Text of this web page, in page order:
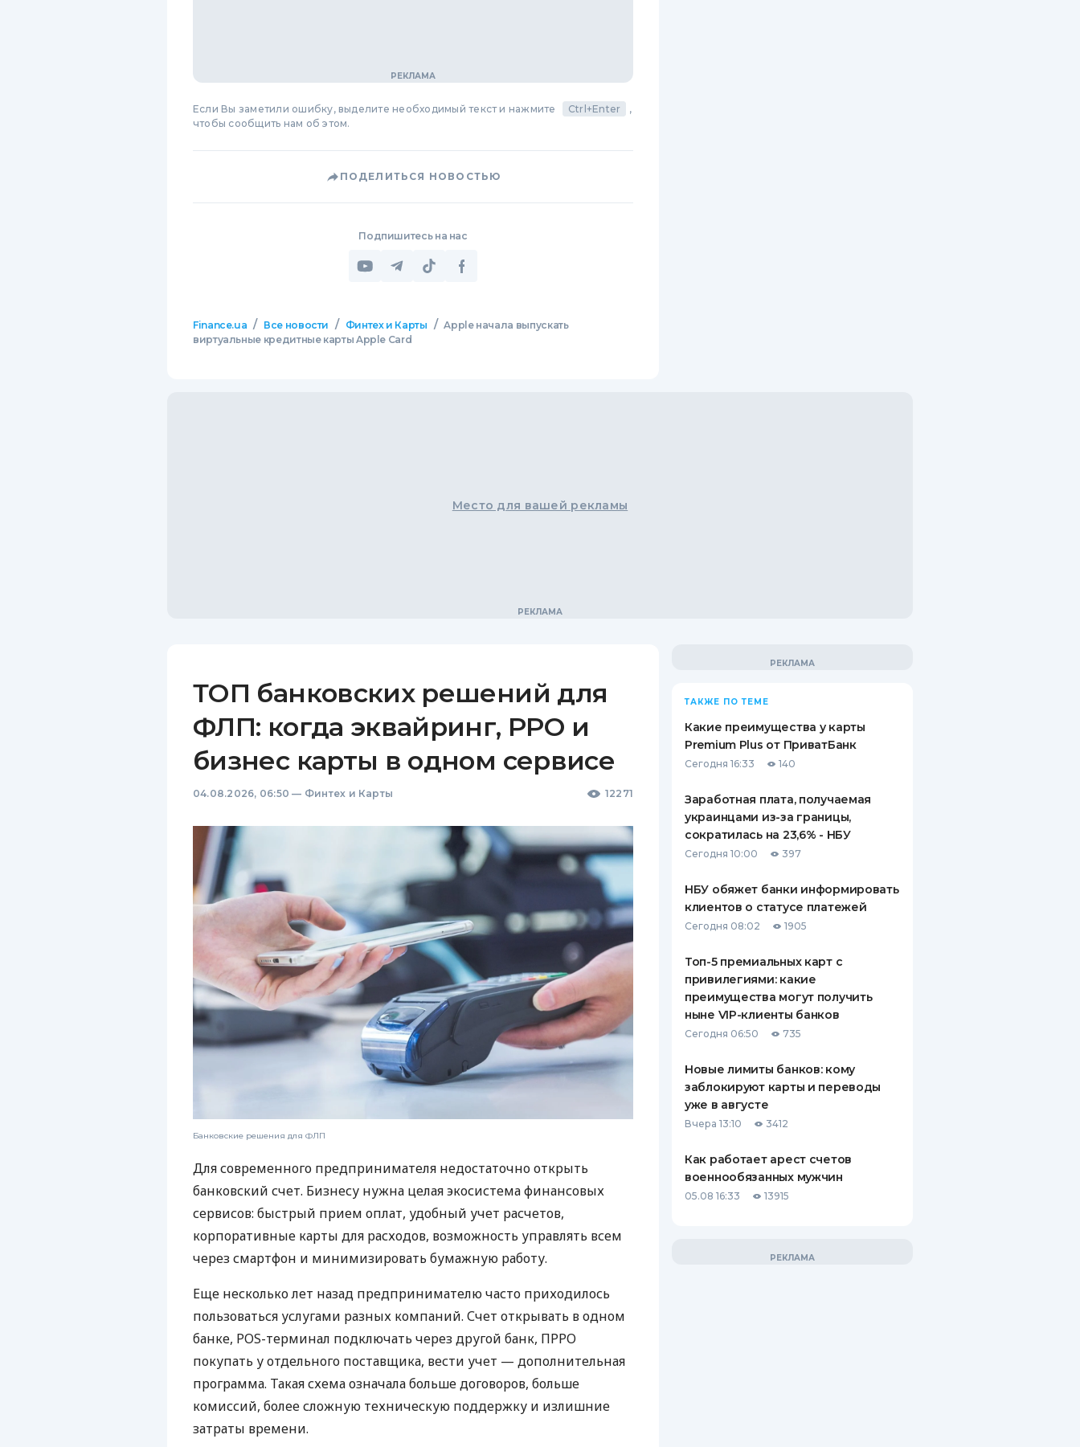
Если Вы заметили ошибку, выделите необходимый текст и нажмите Ctrl+Enter
,
чтобы сообщить нам об этом.
ПОДЕЛИТЬСЯ НОВОСТЬЮ
Подпишитесь на нас
Finance.ua / Все новости / Финтех и Карты / Apple начала выпускать
виртуальные кредитные карты Apple Card
Место для вашей рекламы
ТОП банковских решений для
ФЛП: когда эквайринг, РРО и
бизнес карты в одном сервисе
04.08.2026, 06:50 — Финтех и Карты 12271
Банковские решения для ФЛП
Для современного предпринимателя недостаточно открыть
банковский счет. Бизнесу нужна целая экосистема финансовых
сервисов: быстрый прием оплат, удобный учет расчетов,
корпоративные карты для расходов, возможность управлять всем
через смартфон и минимизировать бумажную работу.
Еще несколько лет назад предпринимателю часто приходилось
пользоваться услугами разных компаний. Счет открывать в одном
банке, POS-терминал подключать через другой банк, ПРРО
покупать у отдельного поставщика, вести учет — дополнительная
программа. Такая схема означала больше договоров, больше
комиссий, более сложную техническую поддержку и излишние
затраты времени.
ТАКЖЕ ПО ТЕМЕ
Какие преимущества у карты
Premium Plus от ПриватБанк
Сегодня 16:33 140
Заработная плата, получаемая
украинцами из-за границы,
сократилась на 23,6% - НБУ
Сегодня 10:00 397
НБУ обяжет банки информировать
клиентов о статусе платежей
Сегодня 08:02 1905
Топ-5 премиальных карт с
привилегиями: какие
преимущества могут получить
ныне VIP-клиенты банков
Сегодня 06:50 735
Новые лимиты банков: кому
заблокируют карты и переводы
уже в августе
Вчера 13:10 3412
Как работает арест счетов
военнообязанных мужчин
05.08 16:33 13915